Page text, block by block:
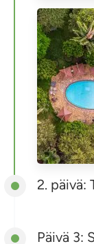
2. päivä:
Päivä 3: